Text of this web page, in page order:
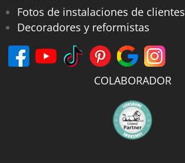
Fotos de instalaciones de clientes
Decoradores y reformistas
COLABORADOR